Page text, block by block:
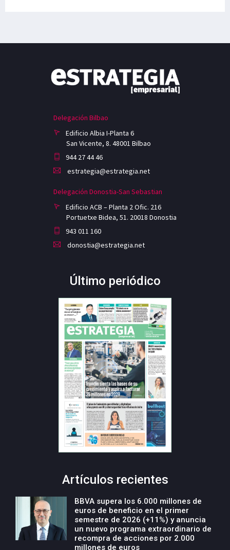
Delegación Bilbao
Edificio Albia I-Planta 6
San Vicente, 8. 48001 Bilbao
944 27 44 46
estrategia@estrategia.net
Delegación Donostia-San Sebastian
Edificio ACB – Planta 2 Ofic. 216
Portuetxe Bidea, 51. 20018 Donostia
943 011 160
donostia@estrategia.net
Último periódico
Artículos recientes
BBVA supera los 6.000 millones de
euros de beneficio en el primer
semestre de 2026 (+11%) y anuncia
un nuevo programa extraordinario de
recompra de acciones por 2.000
millones de euros